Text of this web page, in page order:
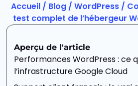
Accueil / Blog / WordPress /
test complet de l’hébergeur
Aperçu de l'article
Performances WordPress : ce
l’infrastructure Google Cloud